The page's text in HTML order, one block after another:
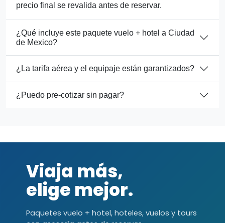
precio final se revalida antes de reservar.
¿Qué incluye este paquete vuelo + hotel a Ciudad
de Mexico?
¿La tarifa aérea y el equipaje están garantizados?
¿Puedo pre-cotizar sin pagar?
Viaja más,
elige mejor.
Paquetes vuelo + hotel, hoteles, vuelos y tours